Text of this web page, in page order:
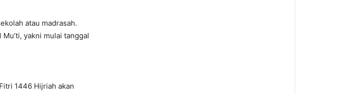
atau madrasah.
yakni mulai tanggal
1446 Hijriah akan